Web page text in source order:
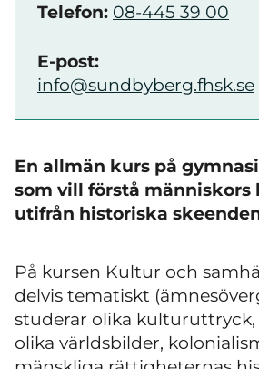
Telefon: 08-445 39 00
E-post:
info@sundbyberg.fhsk.se
En allmän kurs på
som vill förstå människors
utifrån historiska
På kursen Kultur och
delvis tematiskt
studerar olika
olika världsbilder,